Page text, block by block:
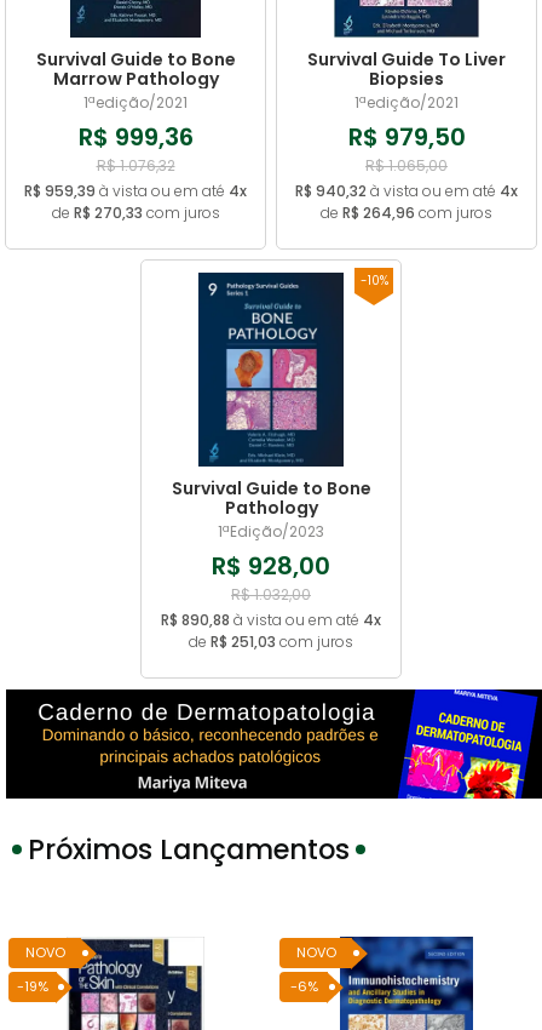
Survival Guide to Bone
Marrow Pathology
1ªedição/2021
R$ 999,36
R$ 1.076,32
R$ 959,39 à vista ou em até 4x
de R$ 270,33 com juros
Survival Guide To Liver
Biopsies
1ªedição/2021
R$ 979,50
R$ 1.065,00
R$ 940,32 à vista ou em até 4x
de R$ 264,96 com juros
-10%
Survival Guide to Bone
Pathology
1ªEdição/2023
R$ 928,00
R$ 1.032,00
R$ 890,88 à vista ou em até 4x
de R$ 251,03 com juros
Próximos Lançamentos
-19% -6%